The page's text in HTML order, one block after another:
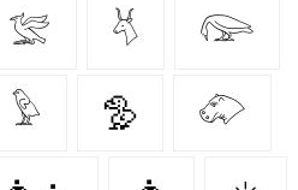
𓅛 𓄃 𓅼
𓅱 🦤 𓄁